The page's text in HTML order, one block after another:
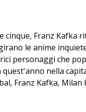
cinque, Franz Kafka
le anime
personaggi che
nella
Franz Kafka,
la consultazione dei